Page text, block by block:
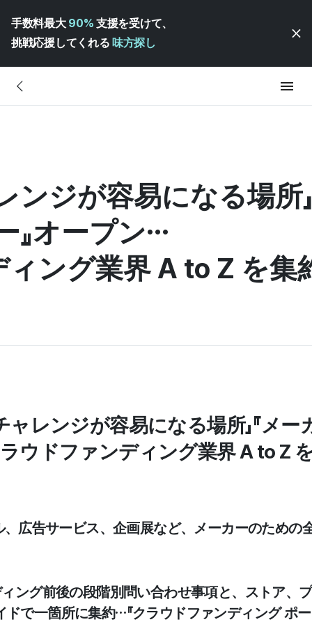
手数料最大 90% 支援を受けて、
挑戦応援してくれる 味方探し
ンジが容易になる場所
』オープン…
ング業界 A to Z を集
ャレンジが容易になる場所」『メー
ウドファンディング業界 A to Z
、広告サービス、企画展など、メーカーのための
ング前後の段階別問い合わせ事項と、ストア、
で一箇所に集約…『クラウドファンディング ポー